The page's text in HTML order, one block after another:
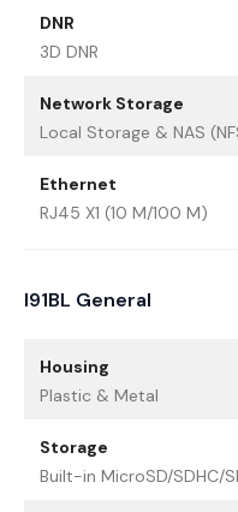
DNR
3D DNR
Network Storage
Local Storage & NAS
Ethernet
RJ45 X1 (10 M/100 M)
I91BL General
Housing
Plastic & Metal
Storage
Built-in MicroSD/SDHC/